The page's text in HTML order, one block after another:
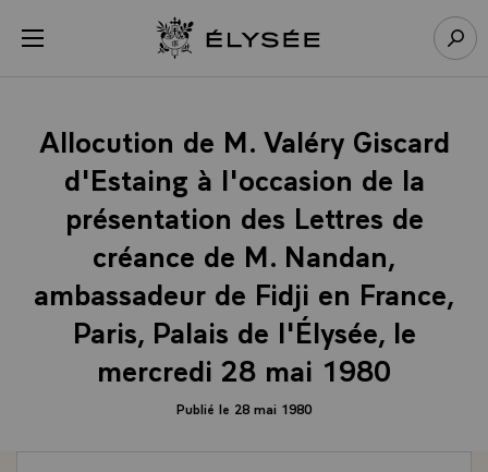
menu Retour à l’accueil Élysée
Allocution de M. Valéry Giscard
d'Estaing à l'occasion de la
présentation des Lettres de
créance de M. Nandan,
ambassadeur de Fidji en France,
Paris, Palais de l'Élysée, le
mercredi 28 mai 1980
Publié le 28 mai 1980
Panneau de gestion des cookies